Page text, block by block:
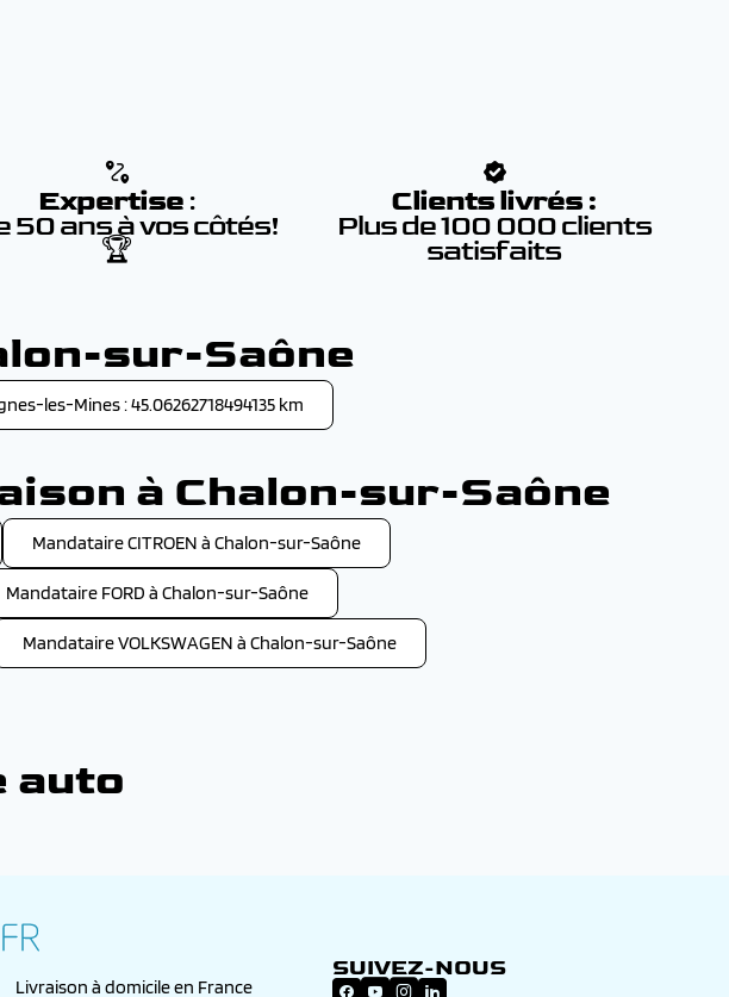
Expertise :
50 ans à vos côtés!
🏆
Clients livrés :
Plus de 100 000 clients
satisfaits
sur-Saône
les-Mines : 45.06262718494135 km
à Chalon-sur-Saône
Mandataire CITROEN à Chalon-sur-Saône
Mandataire FORD à Chalon-sur-Saône
Mandataire VOLKSWAGEN à Chalon-sur-Saône
auto
Livraison à domicile en France
SUIVEZ-NOUS